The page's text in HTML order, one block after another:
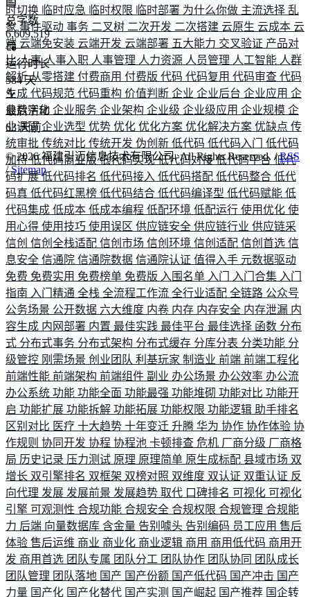
时切换 临时应急 临时权限 临时部署 为什么你做 主流选择 乱
象 事件驱动 事务 二叉树 二次开发 二次搭建 云原生 云成本 云
端 云端免安装 云端开发 云端部署 五大能力 交叉验证 产品对
比人事人事入职 人事管理 人力资源 人员管理 人工智能 人群
解析从零搭建 付费商用 付费版 代码 代码复用 代码审查 代码
生成 代码规范 代码重构 价值判断 企业 企业后台 企业应用 企
业数字化 企业服务 企业架构 企业级 企业级应用 企业规模 企
业调研企业选型 优势 优化 优化方案 优化解决方案 优缺点 传
统审批 传统对比 传统开发 伪创新 低代码 低代码入门 低代码
加持低代码商业版低代码实现低代码对接低代码平台 低代
码扩展低代码排名 低代码接入 低代码搭配 低代码整合 低代
码真 低代码红黑榜 低代码结合 低代码编译型 低代码赋能 低
代码集成 低成本 低成本编程 低配环境 低配运行 使用优化 使
用心得 使用技巧 使用误区 供应链安全 供应链行业 供应链采
信创 信创全栈适配 信创市场 信创环境 信创适配 信创首选 信
息安全 信通院 信通院数据 信通院认证 值得入手 元数据驱动
免费 免费实用 免费榜单 免费版 入围名单 入门 入门合集 入门
指南 入门精通 全栈 全流程工作流 全行业适配 全链路 公众号
公务场景 公开数据 六大维度 内卷 内存 内存安全 内存泄漏 内
容生成 内网部署 内置 最佳实践 最佳平台 最佳选择 函数 分布
式 分布式事务 分布式架构 分布式缓存 分库分表 分类功能 分
级管控 刚需场景 创业团队 利基玩家 制造业 前端 前端工程化
前端性能 前端架构 前端组件 副业 办公场景 办公效率 办公流
办公系统 功能 功能全面 功能最强 功能堆砌 功能对比 功能开
启 功能扩展 功能拆解 功能拓展 功能权限 功能逻辑 助手排名
区别对比 医疗 十大趋势 十年变迁 升腾 华为 协作 协作体验 协
作规则 协同开发 协程 协程池 卡顿排查 危机 厂商分级 厂商格
局 历史记录 压力测试 原理 原理简单 原生成标配 县域市场 双
增长 双引擎排名 双框架 双榜对照 双维度 双认证 双重认证 反
向代理 发展 发展前景 发展趋势 取代 口碑排名 可视化 可视化
引擎 可观测性 合规功能 合规安全 合规权限 合规管理 合规能
力 后端 向量数据库 含金量 告别噱头 告别编码 员工应用 售后
体验 售后运维 商业 商业化 商业逻辑 商用 商用低代码 商用开
发 商用首选 团队专属 团队分工 团队协作 团队协同 团队成长
团队管理 团队落地 国产 国产份额 国产低代码 国产冲击 国产
力量 国产化 国产化替代 国产实测 国产崛起 国产推荐 国企转
总字数
6,609,519
运行时长
584 天
最后活动
63 天前
©2026福建引迈信息技术有限公司. All Rights Reserved. /RSS
/Sitemap